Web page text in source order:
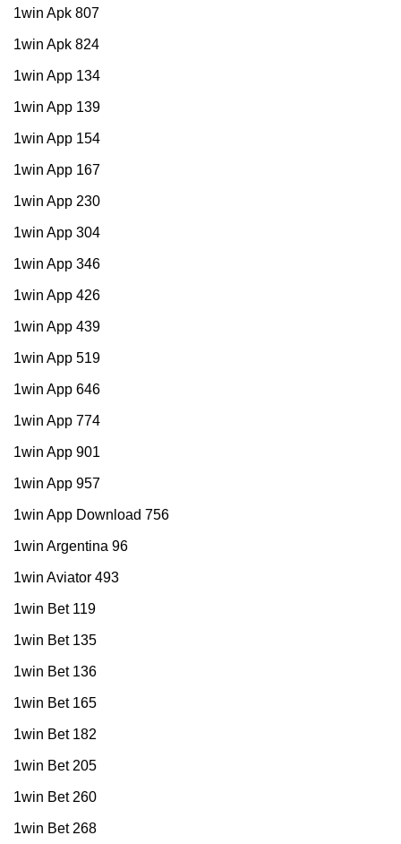
1win Apk 807
1win Apk 824
1win App 134
1win App 139
1win App 154
1win App 167
1win App 230
1win App 304
1win App 346
1win App 426
1win App 439
1win App 519
1win App 646
1win App 774
1win App 901
1win App 957
1win App Download 756
1win Argentina 96
1win Aviator 493
1win Bet 119
1win Bet 135
1win Bet 136
1win Bet 165
1win Bet 182
1win Bet 205
1win Bet 260
1win Bet 268